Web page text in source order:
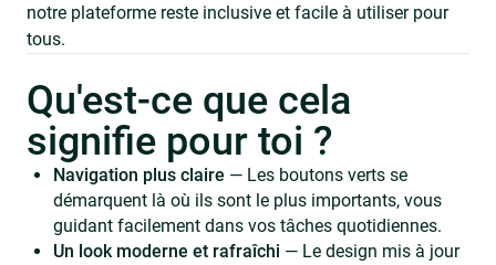
notre plateforme reste inclusive et facile à utiliser pour
tous.
Qu'est-ce que cela
signifie pour toi ?
Navigation plus claire — Les boutons verts se
démarquent là où ils sont le plus importants, vous
guidant facilement dans vos tâches quotidiennes.
Un look moderne et rafraîchi — Le design mis à jour